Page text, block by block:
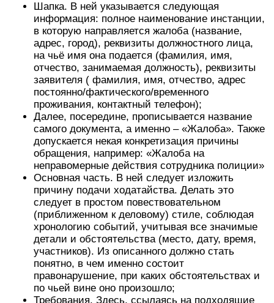
Шапка. В ней указывается следующая
информация: полное наименование инстанции,
в которую направляется жалоба (название,
адрес, город), реквизиты должностного лица,
на чьё имя она подается (фамилия, имя,
отчество, занимаемая должность), реквизиты
заявителя ( фамилия, имя, отчество, адрес
постоянно/фактического/временного
проживания, контактный телефон);
Далее, посередине, прописывается название
самого документа, а именно – «Жалоба». Также
допускается некая конкретизация причины
обращения, например: «Жалоба на
неправомерные действия сотрудника полиции»
Основная часть. В ней следует изложить
причину подачи ходатайства. Делать это
следует в простом повествовательном
(приближенном к деловому) стиле, соблюдая
хронологию событий, учитывая все значимые
детали и обстоятельства (место, дату, время,
участников). Из описанного должно стать
понятно, в чем именно состоит
правонарушение, при каких обстоятельствах и
по чьей вине оно произошло;
Требования. Здесь, ссылаясь на подходящие